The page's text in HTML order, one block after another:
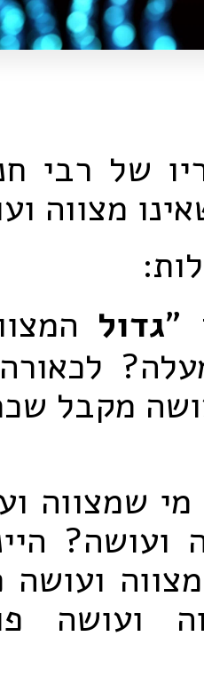
של רבי
מצווה
"גדול
מקבל
שמצווה
ועושה?
ועושה
ועושה